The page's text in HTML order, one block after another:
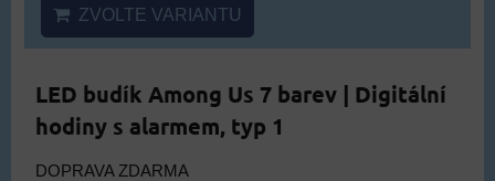
ZVOLTE VARIANTU
LED budík Among Us 7 barev | Digitální
hodiny s alarmem, typ 1
DOPRAVA ZDARMA